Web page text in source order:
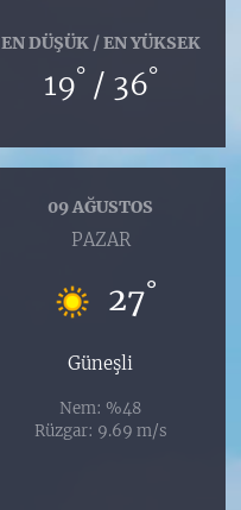
EN DÜŞÜK / EN YÜKSEK
19° / 36°
09 AĞUSTOS
PAZAR
27°
Güneşli
Nem: %48
Rüzgar: 9.69 m/s